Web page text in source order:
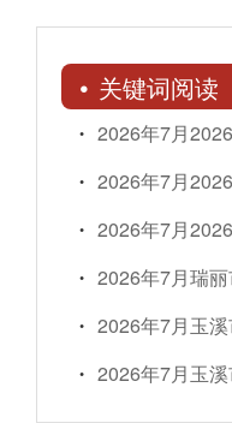
关键词阅读